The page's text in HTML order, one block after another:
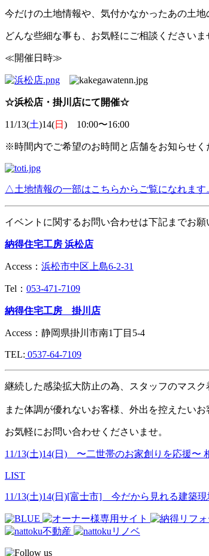
今だけの土地情報や、気付かなかったあの土
どんな些細な事も、お気軽にご相談ください
≪開催日時≫
☆浜松店・掛川店にて開催☆
11/13(土)14(日 ) 10:00〜16:00
※時間内でご希望のお時間と店舗をお知らせく
△土地情報の一部はこちらからご覧になれます
イベントに関するお問い合わせは下記までお願
納得住宅工房 浜松店
Access： 浜松市中区上島6-2-31
Tel： 053-471-7109
納得住宅工房 掛川店
Access： 静岡県掛川市南1丁目5-4
TEL: 0537-64-7109
継続した感染拡大防止の為、スタッフのマス
また体調が優れないお客様、外出を控えたい
お気軽にお問い合わせくださいませ。
11/13(土)14(日) 〜二世帯のお家創りを応援〜
LIST
11/13(土)14(日)[富士市] 今だから見れる建築現